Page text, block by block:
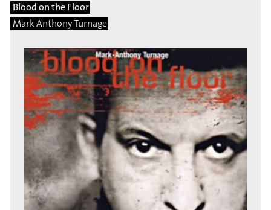
Blood on the Floor
Mark Anthony Turnage